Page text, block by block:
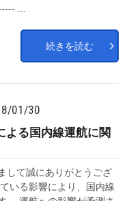
...
続きを読む
01/30
る国内線運航に関
して誠にありがとうござ
いる影響により、国内線